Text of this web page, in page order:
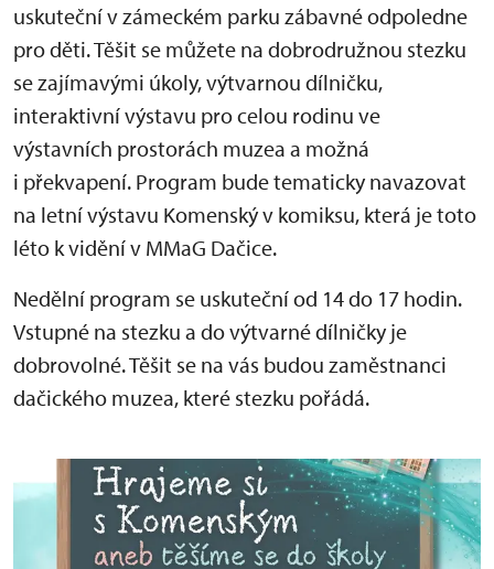
uskuteční v zámeckém parku zábavné odpoledne
pro děti. Těšit se můžete na dobrodružnou stezku
se zajímavými úkoly, výtvarnou dílničku,
interaktivní výstavu pro celou rodinu ve
výstavních prostorách muzea a možná
i překvapení. Program bude tematicky navazovat
na letní výstavu Komenský v komiksu, která je toto
léto k vidění v MMaG Dačice.
Nedělní program se uskuteční od 14 do 17 hodin.
Vstupné na stezku a do výtvarné dílničky je
dobrovolné. Těšit se na vás budou zaměstnanci
dačického muzea, které stezku pořádá.